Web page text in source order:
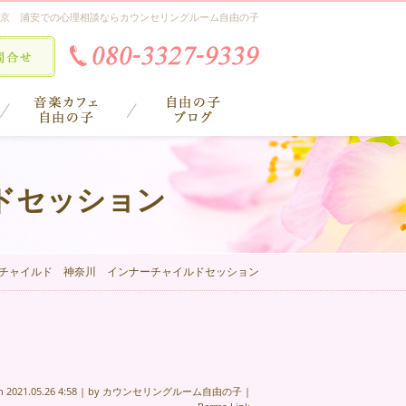
浦安での心理相談ならカウンセリングルーム自由の子
ッション
ャイルド 神奈川 インナーチャイルドセッション
2021.05.26 4:58 | by カウンセリングルーム自由の子 |